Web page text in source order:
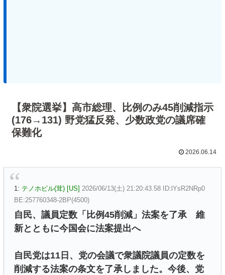
【衆院選挙】高市総理、比例のみ45削減指示
(176→131) 野党猛反発、少数政党の議席確
保難化
2026.06.14
1: テノホビル(茸) [US] 2026/06/13(土) 21:20:43.58 ID:lYsR2NRp0
BE:257760348-2BP(4500)
自民、議員定数「比例45削減」法案を了承 維
新とともに今国会に法案提出へ
自民党は11日、党の会議で衆議院議員の定数を
削減する法案の条文を了承しました。今後、党